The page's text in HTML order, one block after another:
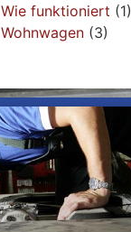
Wie funktioniert (1)
Wohnwagen (3)